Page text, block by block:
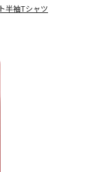
半袖Tシャツ